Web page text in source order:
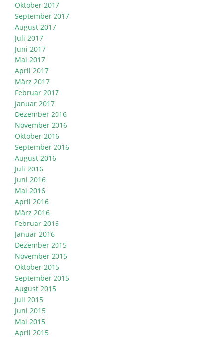
Oktober 2017
September 2017
August 2017
Juli 2017
Juni 2017
Mai 2017
April 2017
März 2017
Februar 2017
Januar 2017
Dezember 2016
November 2016
Oktober 2016
September 2016
August 2016
Juli 2016
Juni 2016
Mai 2016
April 2016
März 2016
Februar 2016
Januar 2016
Dezember 2015
November 2015
Oktober 2015
September 2015
August 2015
Juli 2015
Juni 2015
Mai 2015
April 2015